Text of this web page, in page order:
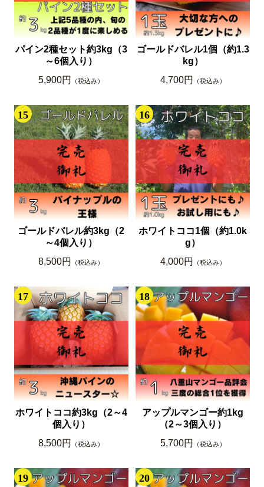
パイン2種セット約3kg（3
～6個入り）
5,900円
（税込み）
ゴールドバレル1個（約1.3
kg）
4,700円
（税込み）
15
ゴールドバレル約3kg（2
～4個入り）
8,500円
（税込み）
16
ホワイトココ1個（約1.0k
g）
4,000円
（税込み）
17
ホワイトココ約3kg（2～4
個入り）
8,500円
（税込み）
18
アップルマンゴー約1kg
（2～3個入り）
5,700円
（税込み）
19 20